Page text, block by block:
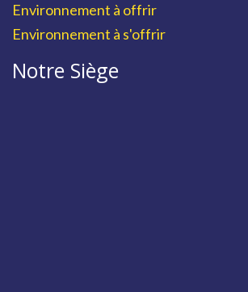
Environnement à offrir
Environnement à s'offrir
Notre Siège